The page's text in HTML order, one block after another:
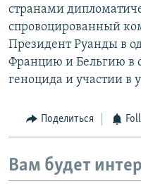
странами
спровоцированный
Президент Руанды в
Францию и Бельгию в
геноцида и участии в
Поделиться
Вам будет